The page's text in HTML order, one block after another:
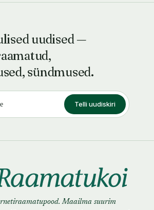
uudised —
sündmused.
Telli uudiskiri
Maailma suurim